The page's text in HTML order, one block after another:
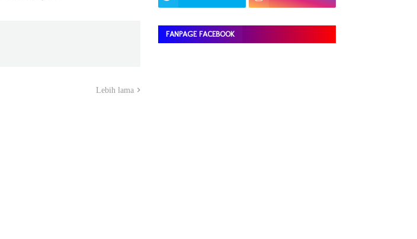
Lebih lama
FANPAGE FACEBOOK